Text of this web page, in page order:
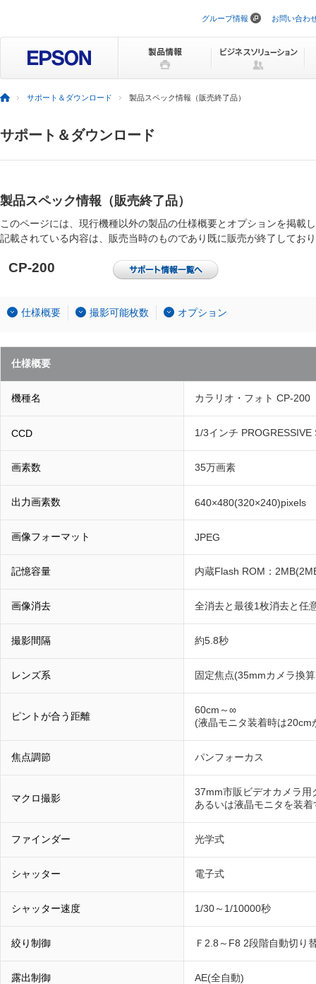
ビ
ョ
を
グループ情報 お問い合わ
サポート＆ダウンロード 製品スペック情報（販売終了品）
サポート＆ダウンロード
製品スペック情報（販売終了品）
このページには、現行機種以外の製品の仕様概要とオプションを掲載
記載されている内容は、販売当時のものであり既に販売が終了してお
CP-200
仕様概要 撮影可能枚数 オプション
仕様概要
機種名 カラリオ・フォト CP-200
CCD 1/3インチ PROGRESSIVE
画素数 35万画素
出力画素数 640×480(320×240)pixels
画像フォーマット JPEG
記憶容量 内蔵Flash ROM：
画像消去 全消去と最後1枚消去と任
撮影間隔 約5.8秒
レンズ系 固定焦点(35mmカメラ換
ピントが合う距離
60cm～∞
(液晶モニタ装着時は
焦点調節 パンフォーカス
マクロ撮影
37mm市販ビデオカメラ用
あるいは液晶モニタを装
ファインダー 光学式
シャッター 電子式
シャッター速度 1/30～1/10000秒
絞り制御 Ｆ2.8～F8 2段階自動切り
露出制御 AE(全自動)